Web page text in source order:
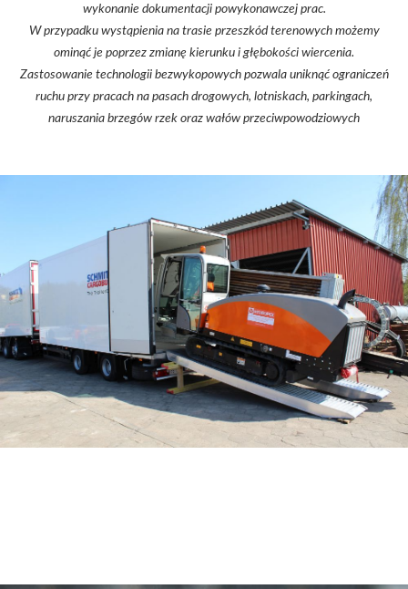
wykonanie dokumentacji powykonawczej prac.
W przypadku wystąpienia na trasie przeszkód terenowych możemy
ominąć je poprzez zmianę kierunku i głębokości wiercenia.
Zastosowanie technologii bezwykopowych pozwala uniknąć ograniczeń
ruchu przy pracach na pasach drogowych, lotniskach, parkingach,
naruszania brzegów rzek oraz wałów przeciwpowodziowych